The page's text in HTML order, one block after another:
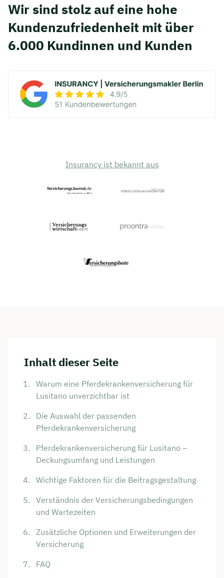
Wir sind stolz auf eine hohe
Kunden­zufriedenheit mit über
6.000 Kundinnen und Kunden
Insurancy ist bekannt aus
Inhalt dieser Seite
Warum eine Pferdekrankenversicherung für
Lusitano unverzichtbar ist
Die Auswahl der passenden
Pferdekrankenversicherung
Pferdekrankenversicherung für Lusitano –
Deckungsumfang und Leistungen
Wichtige Faktoren für die Beitragsgestaltung
Verständnis der Versicherungsbedingungen
und Wartezeiten
Zusätzliche Optionen und Erweiterungen der
Versicherung
FAQ